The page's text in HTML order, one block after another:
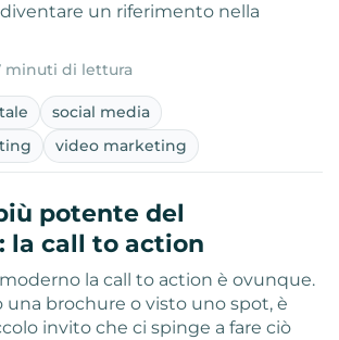
un riferimento nella
minuti di lettura
social media
video marketing
potente del
la call to action
la call to action è ovunque.
una brochure o visto uno spot, è
invito che ci spinge a fare ciò